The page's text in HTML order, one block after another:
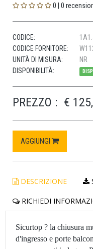
0 | 0
CODICE:
CODICE FORNITORE:
UNITÀ DI MISURA:
NR
DISPONIBILITÀ:
PREZZO : €
AGGIUNGI
DESCRIZIONE
RICHIEDI
Sicurtop ? la chiusura
d'ingresso e porte